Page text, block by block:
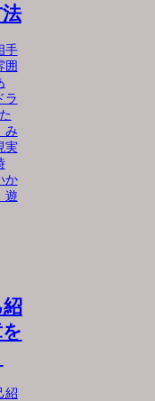
手
囲
ラ
み
実
か
遊
紹